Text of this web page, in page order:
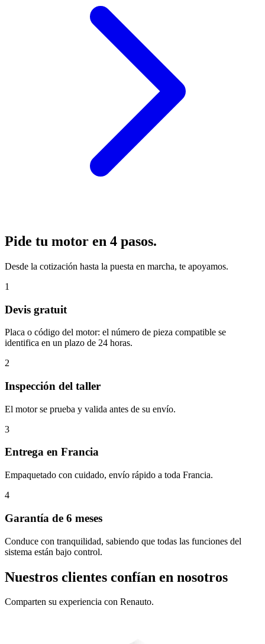
Pide tu motor en 4 pasos.
Desde la cotización hasta la puesta en marcha, te apoyamos.
1
Devis gratuit
Placa o código del motor: el número de pieza compatible se
identifica en un plazo de 24 horas.
2
Inspección del taller
El motor se prueba y valida antes de su envío.
3
Entrega en Francia
Empaquetado con cuidado, envío rápido a toda Francia.
4
Garantía de 6 meses
Conduce con tranquilidad, sabiendo que todas las funciones del
sistema están bajo control.
Nuestros clientes confían en nosotros
Comparten su experiencia con Renauto.